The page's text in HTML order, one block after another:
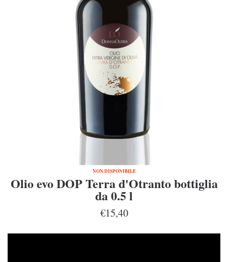
NON DISPONIBILE
Olio evo DOP Terra d'Otranto bottiglia
da 0.5 l
€15,40